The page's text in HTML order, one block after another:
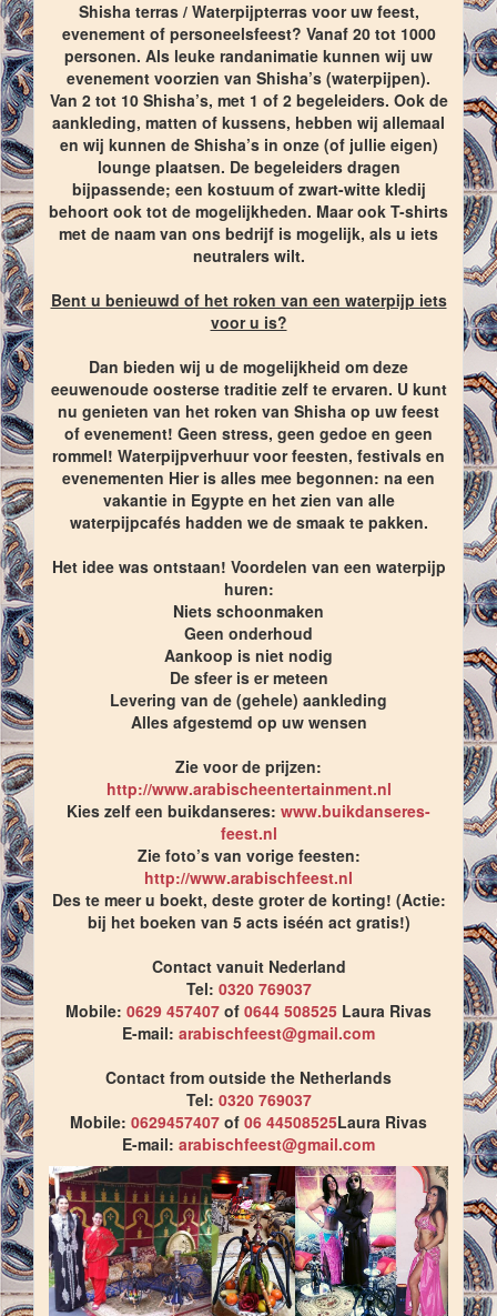
Shisha terras / Waterpijpterras voor uw feest,
evenement of personeelsfeest? Vanaf 20 tot 1000
personen. Als leuke randanimatie kunnen wij uw
evenement voorzien van Shisha’s (waterpijpen).
Van 2 tot 10 Shisha’s, met 1 of 2 begeleiders. Ook de
aankleding, matten of kussens, hebben wij allemaal
en wij kunnen de Shisha’s in onze (of jullie eigen)
lounge plaatsen. De begeleiders dragen
bijpassende; een kostuum of zwart-witte kledij
behoort ook tot de mogelijkheden. Maar ook T-shirts
met de naam van ons bedrijf is mogelijk, als u iets
neutralers wilt.
Bent u benieuwd of het roken van een waterpijp iets
voor u is?
Dan bieden wij u de mogelijkheid om deze
eeuwenoude oosterse traditie zelf te ervaren. U kunt
nu genieten van het roken van Shisha op uw feest
of evenement! Geen stress, geen gedoe en geen
rommel! Waterpijpverhuur voor feesten, festivals en
evenementen Hier is alles mee begonnen: na een
vakantie in Egypte en het zien van alle
waterpijpcafés hadden we de smaak te pakken.
Het idee was ontstaan! Voordelen van een waterpijp
huren:
Niets schoonmaken
Geen onderhoud
Aankoop is niet nodig
De sfeer is er meteen
Levering van de (gehele) aankleding
Alles afgestemd op uw wensen
Zie voor de prijzen:
http://www.arabischeentertainment.nl
Kies zelf een buikdanseres: www.buikdanseres-
feest.nl
Zie foto’s van vorige feesten:
http://www.arabischfeest.nl
Des te meer u boekt, deste groter de korting! (Actie:
bij het boeken van 5 acts iséén act gratis!)
Contact vanuit Nederland
Tel: 0320 769037
Mobile: 0629 457407 of 0644 508525 Laura Rivas
E-mail: arabischfeest@gmail.com
Contact from outside the Netherlands
Tel: 0320 769037
Mobile: 0629457407 of 06 44508525Laura Rivas
E-mail: arabischfeest@gmail.com